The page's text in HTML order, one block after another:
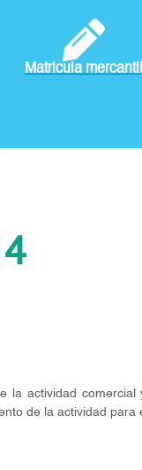
Matricula mercantil
la actividad
de la actividad para